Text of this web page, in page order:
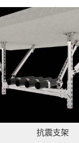
抗震支架